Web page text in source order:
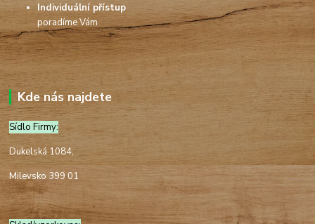
Individuální přístup
poradíme Vám
Kde nás najdete
Sídlo Firmy:
Dukelská 1084,
Milevsko 399 01